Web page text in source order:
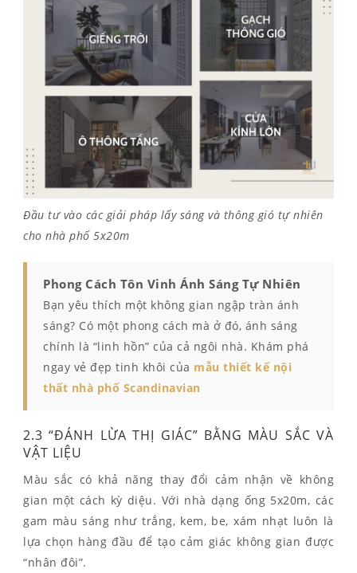
Đầu tư vào các giải pháp lấy sáng và thông gió tự nhiên
cho nhà phố 5x20m
Phong Cách Tôn Vinh Ánh Sáng Tự Nhiên
Bạn yêu thích một không gian ngập tràn ánh
sáng? Có một phong cách mà ở đó, ánh sáng
chính là “linh hồn” của cả ngôi nhà. Khám phá
ngay vẻ đẹp tinh khôi của mẫu thiết kế nội
thất nhà phố Scandinavian
2.3 “ĐÁNH LỪA THỊ GIÁC” BẰNG MÀU SẮC VÀ
VẬT LIỆU
Màu sắc có khả năng thay đổi cảm nhận về không
gian một cách kỳ diệu. Với nhà dạng ống 5x20m, các
gam màu sáng như trắng, kem, be, xám nhạt luôn là
lựa chọn hàng đầu để tạo cảm giác không gian được
“nhân đôi”.